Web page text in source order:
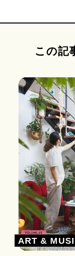
この記
ART &